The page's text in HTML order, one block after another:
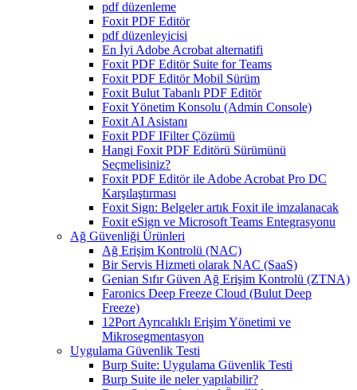
pdf düzenleme
Foxit PDF Editör
pdf düzenleyicisi
En İyi Adobe Acrobat alternatifi
Foxit PDF Editör Suite for Teams
Foxit PDF Editör Mobil Sürüm
Foxit Bulut Tabanlı PDF Editör
Foxit Yönetim Konsolu (Admin Console)
Foxit AI Asistanı
Foxit PDF IFilter Çözümü
Hangi Foxit PDF Editörü Sürümünü
Seçmelisiniz?
Foxit PDF Editör ile Adobe Acrobat Pro DC
Karşılaştırması
Foxit Sign: Belgeler artık Foxit ile imzalanacak
Foxit eSign ve Microsoft Teams Entegrasyonu
Ağ Güvenliği Ürünleri
Ağ Erişim Kontrolü (NAC)
Bir Servis Hizmeti olarak NAC (SaaS)
Genian Sıfır Güven Ağ Erişim Kontrolü (ZTNA)
Faronics Deep Freeze Cloud (Bulut Deep
Freeze)
12Port Ayrıcalıklı Erişim Yönetimi ve
Mikrosegmentasyon
Uygulama Güvenlik Testi
Burp Suite: Uygulama Güvenlik Testi
Burp Suite ile neler yapılabilir?